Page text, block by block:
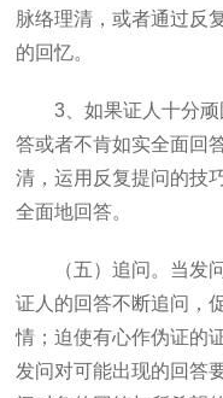
脉络理清，或者通过反
的回忆。
3 、如果证人十分
答或者不肯如实全面回
清，运用反复提问的技
全面地回答。
（五）追问。当发问
证人的回答不断追问，
情；迫使有心作伪证的
发问对可能出现的回答